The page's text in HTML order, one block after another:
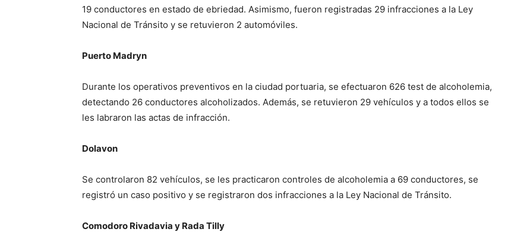
19 conductores en estado de ebriedad. Asimismo, fueron registradas 29 infracciones a la Ley
Nacional de Tránsito y se retuvieron 2 automóviles.
Puerto Madryn
Durante los operativos preventivos en la ciudad portuaria, se efectuaron 626 test de alcoholemia,
detectando 26 conductores alcoholizados. Además, se retuvieron 29 vehículos y a todos ellos se
les labraron las actas de infracción.
Dolavon
Se controlaron 82 vehículos, se les practicaron controles de alcoholemia a 69 conductores, se
registró un caso positivo y se registraron dos infracciones a la Ley Nacional de Tránsito.
Comodoro Rivadavia y Rada Tilly